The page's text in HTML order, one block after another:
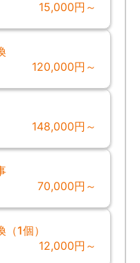
15,000円～
120,000円～
148,000円～
70,000円～
1個）
12,000円～